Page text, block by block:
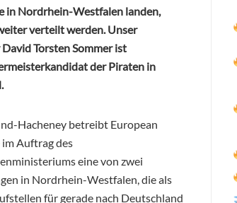
in Nordrhein-Westfalen landen,
verteilt werden. Unser
Torsten Sommer ist
der Piraten in
Hacheney betreibt European
Auftrag des
eine von zwei
in Nordrhein-Westfalen, die als
für gerade nach Deutschland